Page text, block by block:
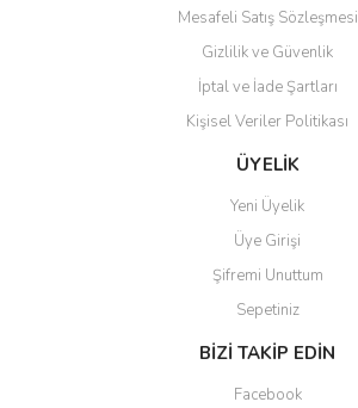
Mesafeli Satış Sözleşmesi
Gizlilik ve Güvenlik
İptal ve İade Şartları
Kişisel Veriler Politikası
ÜYELİK
Yeni Üyelik
Üye Girişi
Şifremi Unuttum
Sepetiniz
BİZİ TAKİP EDİN
Facebook